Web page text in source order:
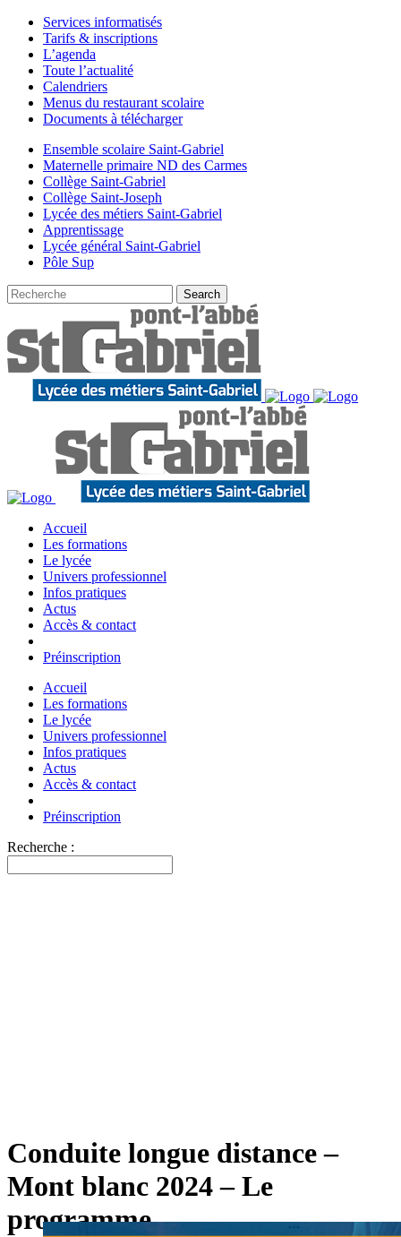
Services informatisés
Tarifs & inscriptions
L’agenda
Toute l’actualité
Calendriers
Menus du restaurant scolaire
Documents à télécharger
Ensemble scolaire Saint-Gabriel
Maternelle primaire ND des Carmes
Collège Saint-Gabriel
Collège Saint-Joseph
Lycée des métiers Saint-Gabriel
Apprentissage
Lycée général Saint-Gabriel
Pôle Sup
Accueil
Les formations
Le lycée
Univers professionnel
Infos pratiques
Actus
Accès & contact
Préinscription
Accueil
Les formations
Le lycée
Univers professionnel
Infos pratiques
Actus
Accès & contact
Préinscription
Recherche :
Conduite longue distance –
Mont blanc 2024 – Le
programme